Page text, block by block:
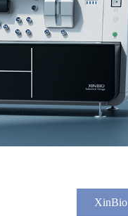
XinBio
细胞基因治疗（CGT），生物医药领域新方向——概览&经验篇
Gene Therapy）在生物医
验技术指导原则（试行）》
供者来源的免疫细胞，经过
编辑等操作，再回输到患者
而达到控制疾病的治疗方
治疗制品通常由含有工程化
何从？
体的优缺点是什么？ 什么是
我们如何确保不仅仅是富人
成为继小分子和抗体药物之
称其为生命科学领域下一个